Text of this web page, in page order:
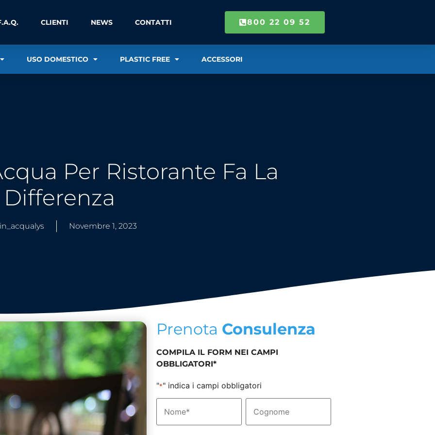
CLIENTI NEWS CONTATTI 800 22 09 52
USO DOMESTICO PLASTIC FREE ACCESSORI
Per Ristorante Fa La
Differenza
Novembre 1, 2023
Prenota Consulenza
COMPILA IL FORM NEI CAMPI
OBBLIGATORI*
"*" indica i campi obbligatori